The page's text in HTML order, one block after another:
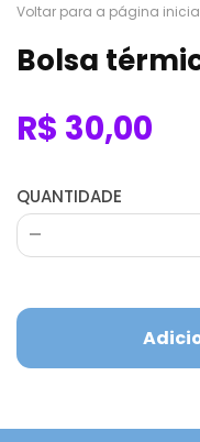
Voltar para a página
Bolsa
R$ 30,00
QUANTIDADE
-
-